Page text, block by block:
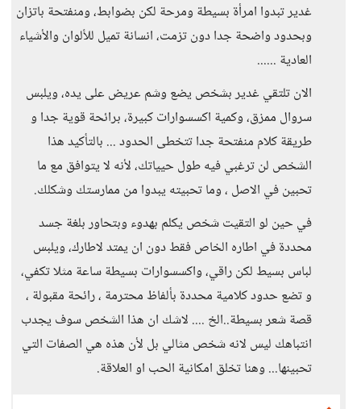
غدير تبدوا امرأة بسيطة ومرحة لكن بضوابط، ومنفتحة باتزان
وبحدود واضحة جدا دون تزمت، انسانة تميل للألوان والأشياء
العادية ......
الان تلتقي غدير بشخص يضع وشم عريض على يده، ويلبس
سروال ممزق، وكمية اكسسوارات كبيرة، برائحة قوية جدا و
طريقة كلام منفتحة جدا تتخطى الحدود ... بالتأكيد هذا
الشخص لن ترغبي فيه طول حيياتك، لأنه لا يتوافق مع ما
تحبين في الاصل ، وما تحبيته يبدوا من ممارستك وشكلك.
في حين لو التقيت شخص يكلم بهدوء وبتحاور بلغة جسد
محددة في اطاره الخاص فقط دون ان يمتد لاطارك، ويلبس
لباس بسيط لكن راقي، واكسسوارات بسيطة ساعة مثلا تكفي،
و تضع حدود كلامية محددة بألفاظ محترمة ، رائحة مقبولة ،
قصة شعر بسيطة..الخ .... لاشك ان هذا الشخص سوف يجدب
انتباهك ليس لانه شخص مثالي بل لأن هذه هي الصفات التي
تحبينها... وهنا تخلق امكانية الحب او العلاقة.